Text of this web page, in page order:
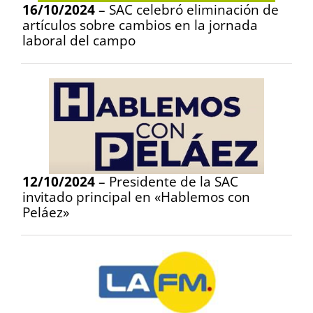
16/10/2024 – SAC celebró eliminación de
artículos sobre cambios en la jornada
laboral del campo
12/10/2024 – Presidente de la SAC
invitado principal en «Hablemos con
Peláez»